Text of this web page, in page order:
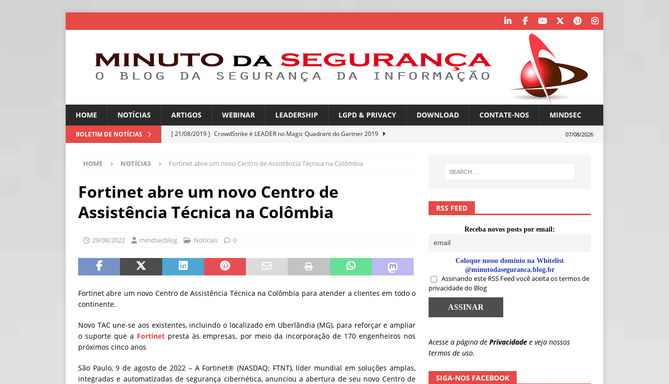
HOME NOTÍCIAS ARTIGOS WEBINAR LEADERSHIP LGPD & PRIVACY DOWNLOAD CONTATE-NOS MINDSEC
BOLETIM DE NOTÍCIAS [ 21/08/2019 ] CrowdStrike é LEADER no Magic Quadrant do Gartner 2019
[ 06/08/2026 ] América Latina é a segunda região mais exposta a ciberameaças
NOTÍCIAS
[ 06/08/2026 ]
[ 06/08/2026 ]
Sem guardrails, a autonomia da IA se torna um risco
NOTÍCIAS
07/08/2026
HOME NOTÍCIAS Fortinet abre um novo Centro de Assistência Técnica na Colômbia
Fortinet abre um novo Centro de
Assistência Técnica na Colômbia
29/08/2022 mindsecblog Notícias 0
Fortinet abre um novo Centro de Assistência Técnica na Colômbia para atender a clientes em todo o
continente.
Novo TAC une-se aos existentes, incluindo o localizado em Uberlândia (MG), para reforçar e ampliar
o suporte que a Fortinet presta às empresas, por meio da incorporação de 170 engenheiros nos
próximos cinco anos
São Paulo, 9 de agosto de 2022 – A Fortinet® (NASDAQ: FTNT), líder mundial em soluções amplas,
integradas e automatizadas de segurança cibernética, anunciou a abertura de seu novo Centro de
RSS FEED
Receba novos posts por email:
Coloque nosso domínio na Whitelist
@minutodaseguranca.blog.br
Assinando este RSS Feed você aceita os termos de
privacidade do Blog
Acesse a página de Privacidade e veja nossos
termos de uso.
SIGA-NOS FACEBOOK